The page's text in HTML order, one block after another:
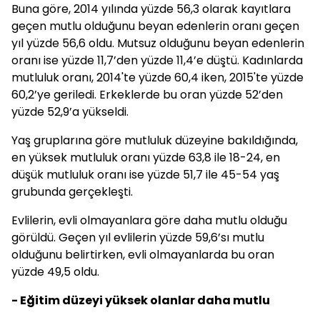
Buna göre, 2014 yılında yüzde 56,3 olarak kayıtlara
geçen mutlu olduğunu beyan edenlerin oranı geçen
yıl yüzde 56,6 oldu. Mutsuz olduğunu beyan edenlerin
oranı ise yüzde 11,7’den yüzde 11,4’e düştü. Kadınlarda
mutluluk oranı, 2014'te yüzde 60,4 iken, 2015'te yüzde
60,2’ye geriledi. Erkeklerde bu oran yüzde 52’den
yüzde 52,9’a yükseldi.
Yaş gruplarına göre mutluluk düzeyine bakıldığında,
en yüksek mutluluk oranı yüzde 63,8 ile 18-24, en
düşük mutluluk oranı ise yüzde 51,7 ile 45-54 yaş
grubunda gerçekleşti.
Evlilerin, evli olmayanlara göre daha mutlu olduğu
görüldü. Geçen yıl evlilerin yüzde 59,6’sı mutlu
olduğunu belirtirken, evli olmayanlarda bu oran
yüzde 49,5 oldu.
- Eğitim düzeyi yüksek olanlar daha mutlu